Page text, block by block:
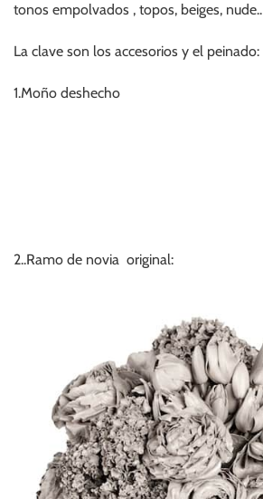
tonos empolvados , topos, beiges, nude..
La clave son los accesorios y el peinado:
1.Moño deshecho
2..Ramo de novia original: